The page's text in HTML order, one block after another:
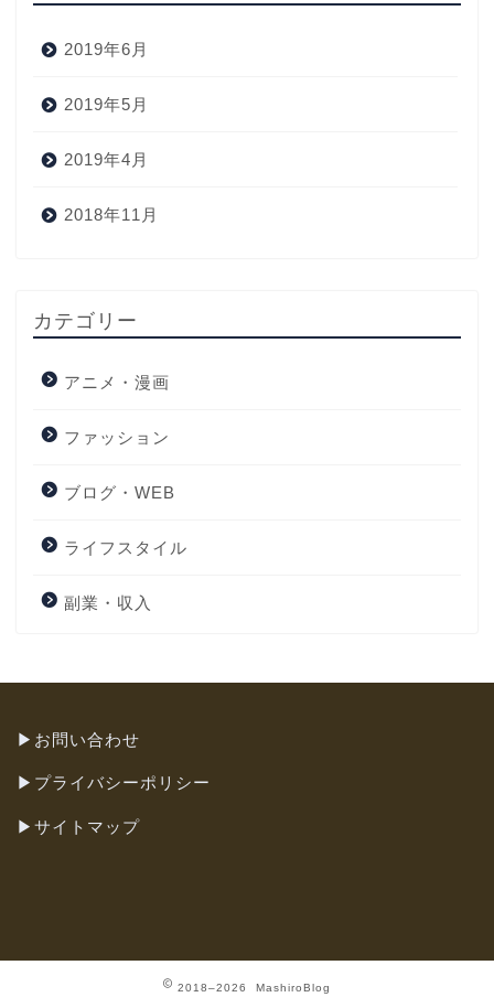
2019年6月
2019年5月
2019年4月
2018年11月
カテゴリー
アニメ・漫画
ファッション
ブログ・WEB
ライフスタイル
副業・収入
▶︎ お問い合わせ
▶︎ プライバシーポリシー
▶︎ サイトマップ
2018–2026 MashiroBlog